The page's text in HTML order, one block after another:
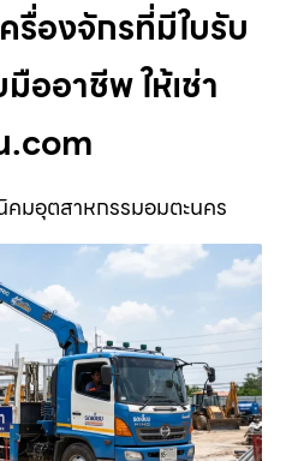
รื่องจักรที่มีใบรับ
ออาชีพ ให้เช่า
.com
คมอุตสาหกรรมอมตะนคร